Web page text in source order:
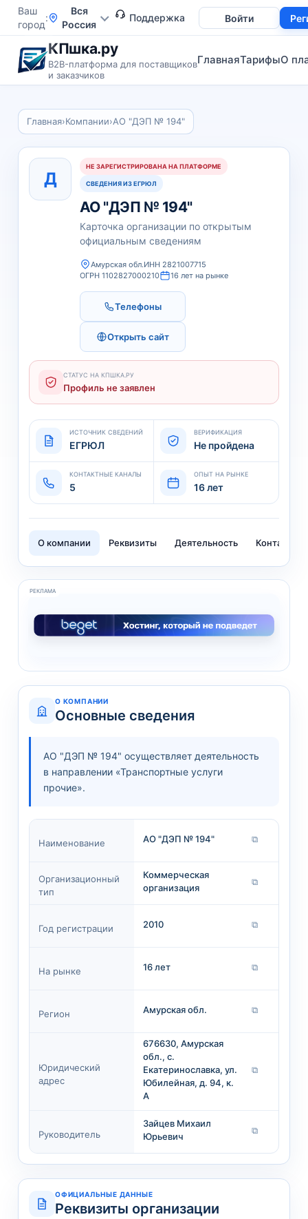
Ваш
город
Вся
Россия
Войти
Поддержка
КПшка.ру
B2B-платформа для поставщиков
и заказчиков
ГлавнаяТарифыО
Главная›Компании›АО "ДЭП № 194"
Д
НЕ ЗАРЕГИСТРИРОВАНА НА ПЛАТФОРМЕ
СВЕДЕНИЯ ИЗ ЕГРЮЛ
АО "ДЭП № 194"
Карточка организации по открытым
официальным сведениям
Амурская обл.ИНН 2821007715
ОГРН 1102827000210
16 лет на рынке
Телефоны
Открыть сайт
СТАТУС НА КПШКА.РУ
Профиль не заявлен
ИСТОЧНИК СВЕДЕНИЙ
ЕГРЮЛ
ВЕРИФИКАЦИЯ
Не пройдена
КОНТАКТНЫЕ КАНАЛЫ
5
ОПЫТ НА РЫНКЕ
16 лет
О компании Реквизиты Деятельность Контакты
РЕКЛАМА
О КОМПАНИИ
Основные сведения
АО "ДЭП № 194" осуществляет деятельность
в направлении «Транспортные услуги
прочие».
Наименование АО "ДЭП № 194" ⧉
Организационный
тип
Коммерческая
организация
⧉
Год регистрации 2010 ⧉
На рынке 16 лет ⧉
Регион Амурская обл. ⧉
Юридический
адрес
676630, Амурская
обл., с.
Екатеринославка, ул.
Юбилейная, д. 94, к.
А
⧉
Руководитель
Зайцев Михаил
Юрьевич
⧉
ОФИЦИАЛЬНЫЕ ДАННЫЕ
Реквизиты организации